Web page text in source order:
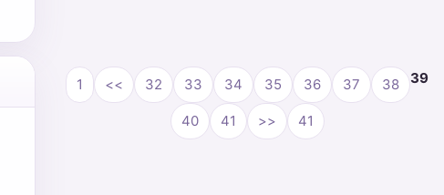
1 << 32 33 34 35 36 37 38 39
40 41 >> 41